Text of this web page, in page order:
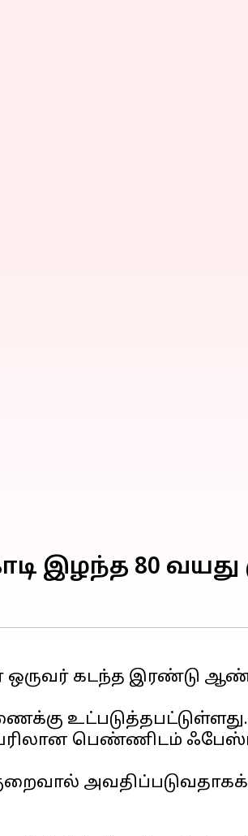
இழந்த 80 வயது
ஒருவர் கடந்த இரண்டு
உட்படுத்தபட்டுள்ளது.
பெண்ணிடம்
அவதிப்படுவதாகக்